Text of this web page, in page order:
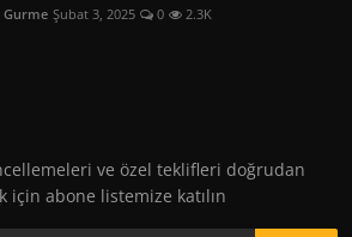
Gurme Şubat 3, 2025 0 2.3K
ve özel teklifleri doğrudan
abone listemize katılın